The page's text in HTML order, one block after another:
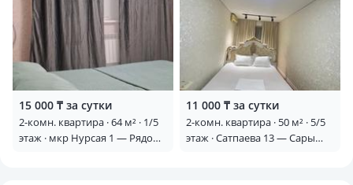
15 000 ₸ за сутки
2-комн. квартира · 64 м² · 1/5
этаж · мкр Нурсая 1 — Рядом
11 000 ₸ за сутки
2-комн. квартира · 50 м² · 5/5
этаж · Сатпаева 13 — Сары